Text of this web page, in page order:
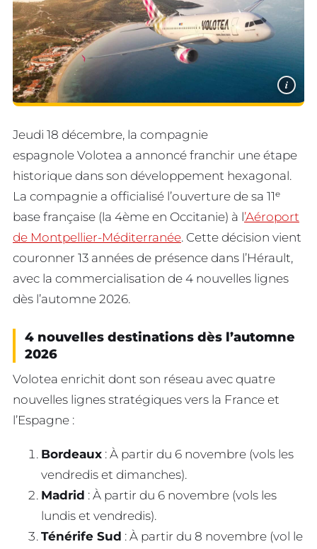
i
Jeudi 18 décembre, la compagnie
espagnole Volotea a annoncé franchir une étape
historique dans son développement hexagonal.
La compagnie a officialisé l’ouverture de sa 11ᵉ
base française (la 4ème en Occitanie) à l’Aéroport
de Montpellier-Méditerranée. Cette décision vient
couronner 13 années de présence dans l’Hérault,
avec la commercialisation de 4 nouvelles lignes
dès l’automne 2026.
4 nouvelles destinations dès l’automne
2026
Volotea enrichit dont son réseau avec quatre
nouvelles lignes stratégiques vers la France et
l’Espagne :
Bordeaux : À partir du 6 novembre (vols les
vendredis et dimanches).
Madrid : À partir du 6 novembre (vols les
lundis et vendredis).
Ténérife Sud : À partir du 8 novembre (vol le